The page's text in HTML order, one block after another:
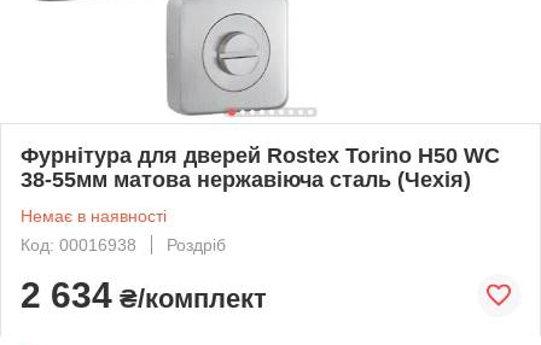
Фурнітура для дверей Rostex Torino H50 WC
38-55мм матова нержавіюча сталь (Чехія)
Немає в наявності
Код: 00016938
Роздріб
2 634 ₴/комплект